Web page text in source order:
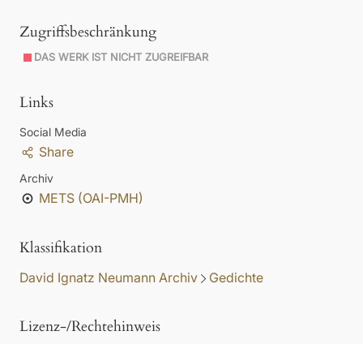
Zugriffsbeschränkung
DAS WERK IST NICHT ZUGREIFBAR
Links
Social Media
Share
Archiv
METS (OAI-PMH)
Klassifikation
David Ignatz Neumann Archiv Gedichte
Lizenz-/Rechtehinweis